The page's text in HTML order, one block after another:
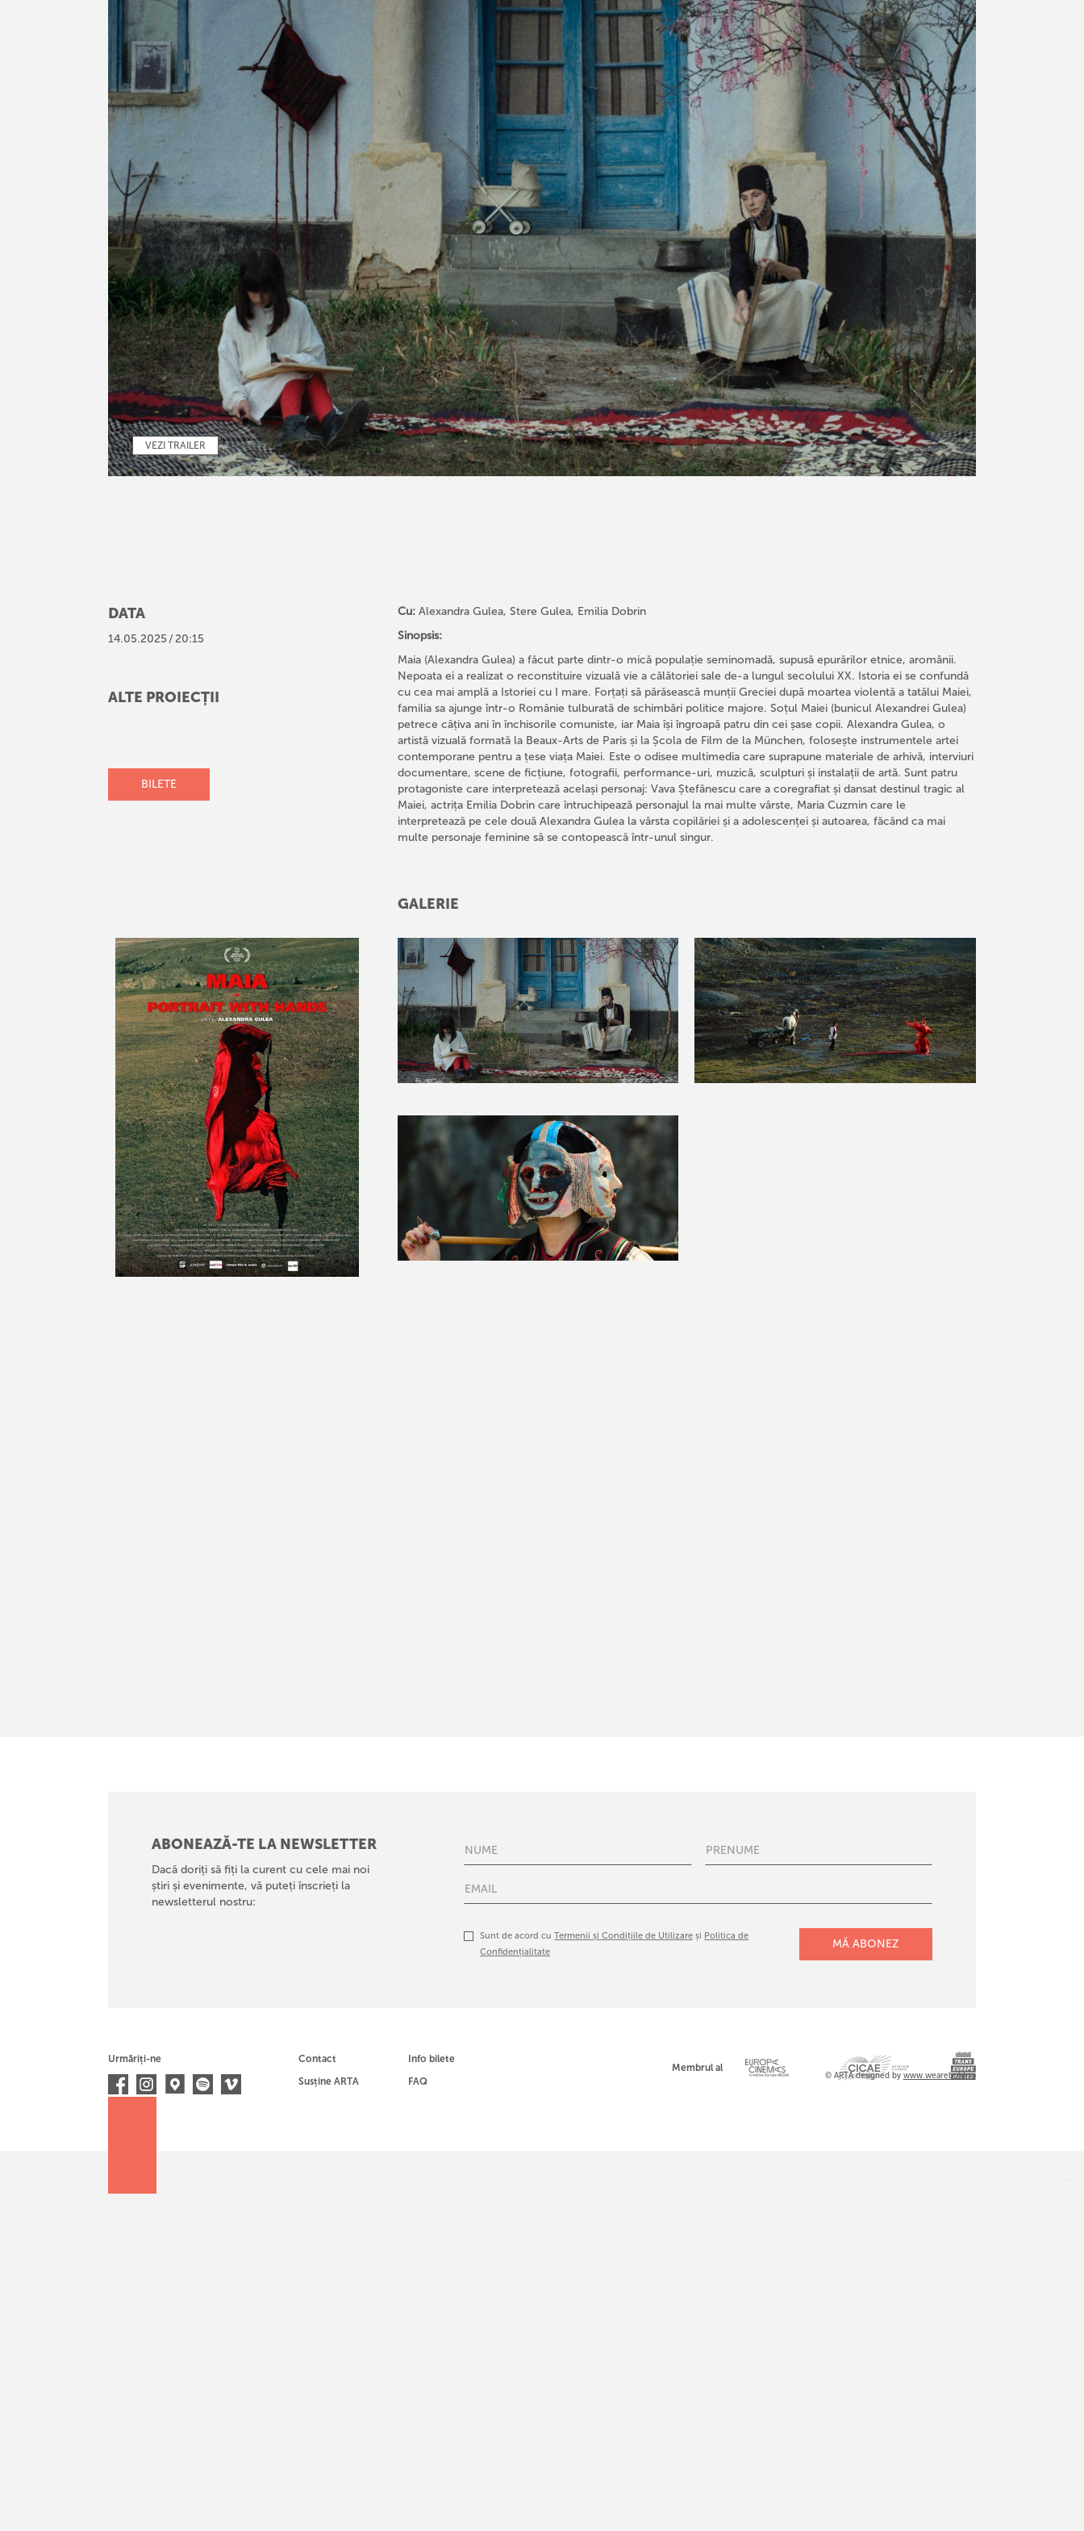
VEZI TRAILER
DATA
14.05.2025 /20:15
ALTE PROIECȚII
BILETE
Cu:Alexandra Gulea, Stere Gulea, Emilia Dobrin
Sinopsis:
Maia (Alexandra Gulea) a făcut parte dintr-o mică populație seminomadă, supusă epurărilor etnice, aromânii.
Nepoata ei a realizat o reconstituire vizuală vie a călătoriei sale de-a lungul secolului XX. Istoria ei se confundă
cu cea mai amplă a Istoriei cu I mare. Forțați să părăsească munții Greciei după moartea violentă a tatălui Maiei,
familia sa ajunge într-o Românie tulburată de schimbări politice majore. Soțul Maiei (bunicul Alexandrei Gulea)
petrece câțiva ani în închisorile comuniste, iar Maia își îngroapă patru din cei șase copii. Alexandra Gulea, o
artistă vizuală formată la Beaux-Arts de Paris și la Școla de Film de la München, folosește instrumentele artei
contemporane pentru a țese viața Maiei. Este o odisee multimedia care suprapune materiale de arhivă, interviuri
documentare, scene de ficțiune, fotografii, performance-uri, muzică, sculpturi și instalații de artă. Sunt patru
protagoniste care interpretează același personaj: Vava Ștefănescu care a coregrafiat și dansat destinul tragic al
Maiei, actrița Emilia Dobrin care întruchipează personajul la mai multe vârste, Maria Cuzmin care le
interpretează pe cele două Alexandra Gulea la vârsta copilăriei și a adolescenței și autoarea, făcând ca mai
multe personaje feminine să se contopească într-unul singur.
GALERIE
ABONEAZĂ-TE LA NEWSLETTER
Dacă doriți să fiți la curent cu cele mai noi
știri și evenimente, vă puteți înscrieți la
newsletterul nostru:
Sunt de acord cuTermenii și Condițiile de Utilizare și Politica de
Confidențialitate
Urmăriți-ne
Contact
Susține ARTA
Info bilete
FAQ
Membrul al
© ARTA designed by www.wearebold.ro